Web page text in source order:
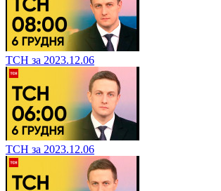
ТСН за 2023.12.06
ТСН за 2023.12.06